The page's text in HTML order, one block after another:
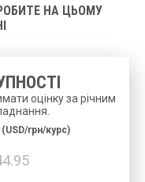
НА ЦЬОМУ
оцінку за річним
грн/курс)